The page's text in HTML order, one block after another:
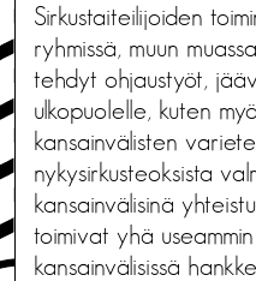
Sirkustaiteilijoiden
ryhmissä, muun
tehdyt ohjaustyöt,
ulkopuolelle, kuten
kansainvälisten
nykysirkusteoksista
kansainvälisinä
toimivat yhä
kansainvälisissä